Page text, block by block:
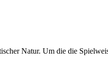
Natur. Um die die